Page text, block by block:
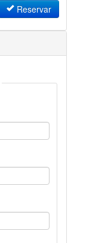
Reservar